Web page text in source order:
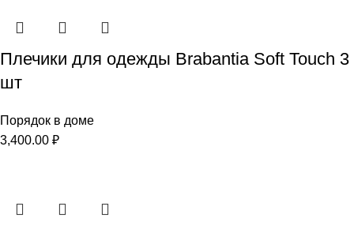
Плечики для одежды Brabantia Soft Touch 3
шт
Порядок в доме
3,400.00 ₽